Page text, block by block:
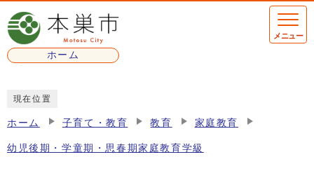
ページの先頭です
ホーム
メニュー
現在位置
ホーム 子育て・教育 教育 家庭教育
幼児後期・学童期・思春期家庭教育学級